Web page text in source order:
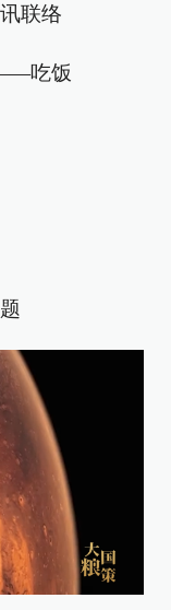
联络
吃饭